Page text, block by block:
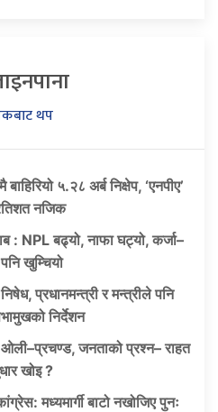
थप
५.२८ अर्ब निक्षेप, ‘एनपीए’
नजिक
: NPL बढ्यो, नाफा घट्यो, कर्जा–
पनि खुम्चियो
प्रधानमन्त्री र मन्त्रीले पनि
निर्देशन
जनताको प्रश्न– राहत
खोइ ?
मध्यमार्गी बाटो नखोजिए पुनः